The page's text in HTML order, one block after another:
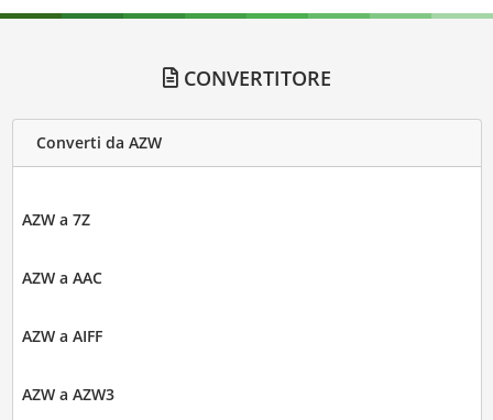
CONVERTITORE
Converti da AZW
AZW a 7Z
AZW a AAC
AZW a AIFF
AZW a AZW3